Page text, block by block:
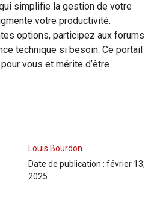
simplifie la gestion de votre
votre productivité.
options, participez aux forums
technique si besoin. Ce portail
vous et mérite d’être
Louis Bourdon
Date de publication : février 13,
2025